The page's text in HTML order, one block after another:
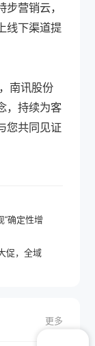
营销云，
线下渠道提
南讯股份
，持续为客
您共同见证
“确定性增
促，全域
更多